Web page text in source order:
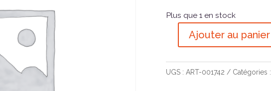
Plus que 1 en stock
quantité
Terres
Ajouter au panier
UGS : ART-001742 Catégories :